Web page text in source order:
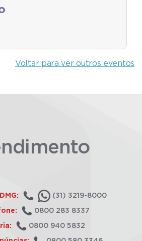
Voltar para ver outros eventos
(31) 3219-8000
0800 283 8337
0800 940 5832